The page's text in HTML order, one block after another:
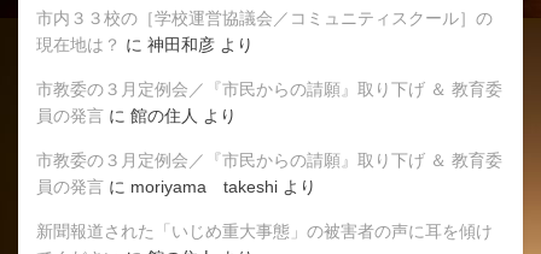
市内３３校の［学校運営協議会／コミュニティスクール］の
現在地は？ に 神田和彦 より
市教委の３月定例会／『市民からの請願』取り下げ ＆ 教育委
員の発言 に 館の住人 より
市教委の３月定例会／『市民からの請願』取り下げ ＆ 教育委
員の発言 に moriyama takeshi より
新聞報道された「いじめ重大事態」の被害者の声に耳を傾け